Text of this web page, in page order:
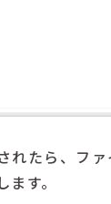
れたら、フ
す。